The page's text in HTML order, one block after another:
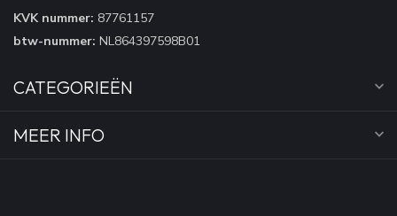
KVK nummer: 87761157
btw-nummer: NL864397598B01
CATEGORIEËN
MEER INFO